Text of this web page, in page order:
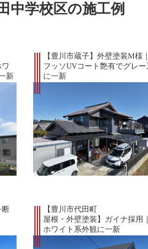
中学校区の施工例
新
【豊川市蔵子】外壁塗装M様
フッソUVコート艶有でグレー
に一新
断
【豊川市代田町
屋根・外壁塗装】ガイナ採用
ホワイト系外観に一新